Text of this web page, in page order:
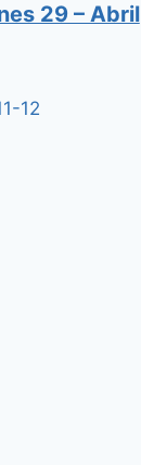
29 – Abril